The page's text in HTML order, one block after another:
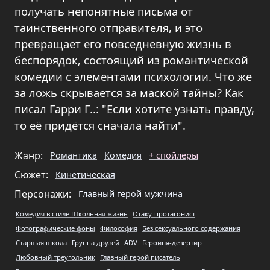
получать непонятные письма от
таинственного отправителя, и это
превращает его повседневную жизнь в
беспорядок, состоящий из романтической
комедии с элементами психологии. Что же
за ложь скрывается за маской тайны? Как
писал Гарри Г..: "Если хотите узнать правду,
то её придётся сначала найти".
Жанр: Романтика Комедия + спойлеры
Сюжет: Кинетическая
Персонажи: Главный герой мужчина
Комедия в стиле Школьная жизнь Отаку-протагонист
Фотографические фоны Философия Без сексуального содержания
Старшая школа Группа друзей ADV Героиня-дезертир
Любовный треугольник Главный герой писатель